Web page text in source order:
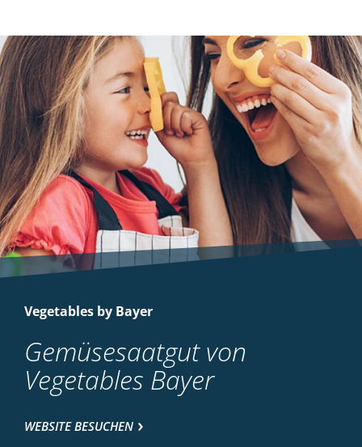
Vegetables by Bayer
Gemüsesaatgut von
Vegetables Bayer
WEBSITE BESUCHEN